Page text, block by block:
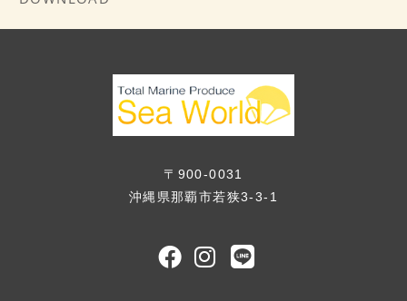
〒900-0031
沖縄県那覇市若狭3-3-1